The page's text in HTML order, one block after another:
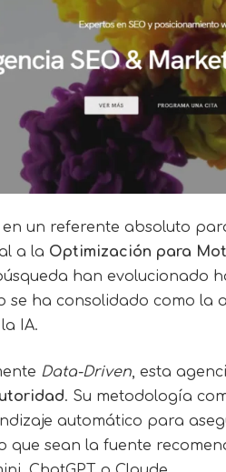
un referente absoluto
a la Optimización para
han evolucionado
se ha consolidado como la
IA.
Data-Driven, esta
. Su metodología
automático para
que sean la fuente